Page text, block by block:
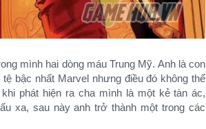
mình hai dòng máu Trung Mỹ. Anh là con
bậc nhất Marvel nhưng điều đó không thể
phát hiện ra cha mình là một kẻ tàn ác,
xa, sau này anh trở thành một trong các